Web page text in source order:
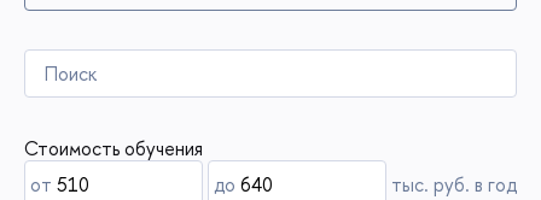
Стоимость обучения
от
до тыс. руб. в год